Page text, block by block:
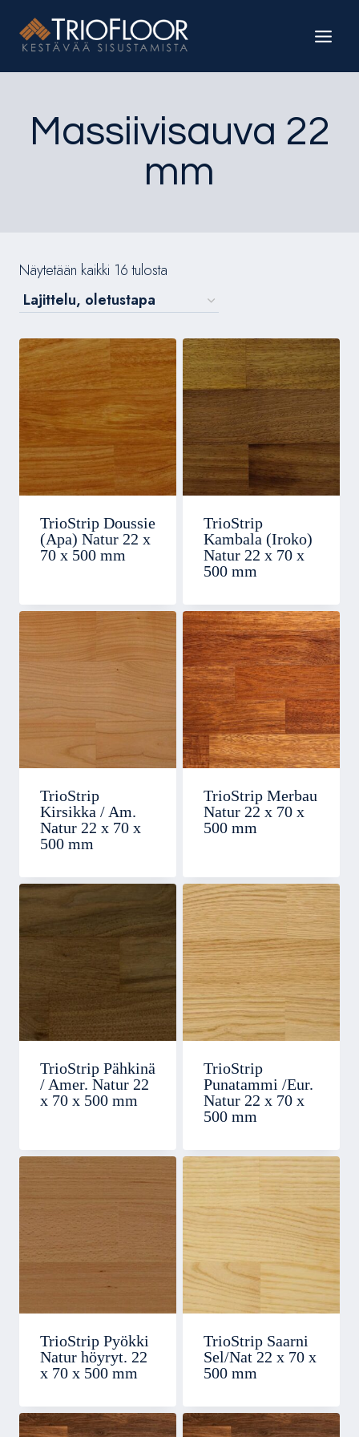
sisältöön
Massiivisauva 22
mm
Näytetään kaikki 16 tulosta
TrioStrip Doussie
(Apa) Natur 22 x
70 x 500 mm
TrioStrip
Kambala (Iroko)
Natur 22 x 70 x
500 mm
TrioStrip
Kirsikka / Am.
Natur 22 x 70 x
500 mm
TrioStrip Merbau
Natur 22 x 70 x
500 mm
TrioStrip Pähkinä
/ Amer. Natur 22
x 70 x 500 mm
TrioStrip
Punatammi /Eur.
Natur 22 x 70 x
500 mm
TrioStrip Pyökki
Natur höyryt. 22
x 70 x 500 mm
TrioStrip Saarni
Sel/Nat 22 x 70 x
500 mm